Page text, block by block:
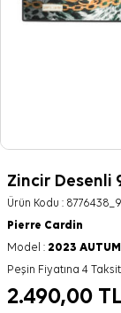
Zincir Desenli
Ürün Kodu :
Pierre Cardin
Model : 2023
Peşin Fiyatına 4
2.490,00